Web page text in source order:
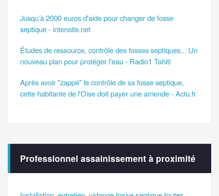
Jusqu’à 2000 euros d'aide pour changer de fosse
septique - intensite.net
Études de ressource, contrôle des fosses septiques... Un
nouveau plan pour protéger l'eau - Radio1 Tahiti
Après avoir "zappé" le contrôle de sa fosse septique,
cette habitante de l'Oise doit payer une amende - Actu.fr
Professionnel assainissement à proximité